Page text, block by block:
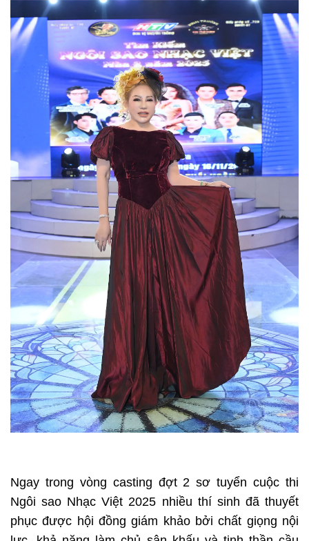
Ngay trong vòng casting đợt 2 sơ tuyển cuộc thi
Ngôi sao Nhạc Việt 2025 nhiều thí sinh đã thuyết
phục được hội đồng giám khảo bởi chất giọng nội